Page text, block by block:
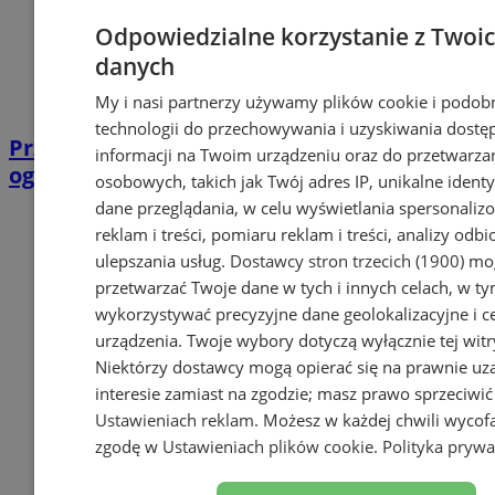
Przetarg na budowę tramwaju na południe
ogłoszony!
Odpowiedzialne korzystanie z
danych
My i nasi partnerzy używamy plików cookie i
technologii do przechowywania i uzyskiwania
informacji na Twoim urządzeniu oraz do
osobowych, takich jak Twój adres IP, unikalne
dane przeglądania, w celu wyświetlania
reklam i treści, pomiaru reklam i treści, analizy
ulepszania usług. Dostawcy stron trzecich (1900)
przetwarzać Twoje dane w tych i innych celach, w
wykorzystywać precyzyjne dane geolokalizacyjne i
urządzenia. Twoje wybory dotyczą wyłącznie tej
Niektórzy dostawcy mogą opierać się na prawnie
interesie zamiast na zgodzie; masz prawo
Ustawieniach reklam. Możesz w każdej chwili
zgodę w Ustawieniach plików cookie. Polityka